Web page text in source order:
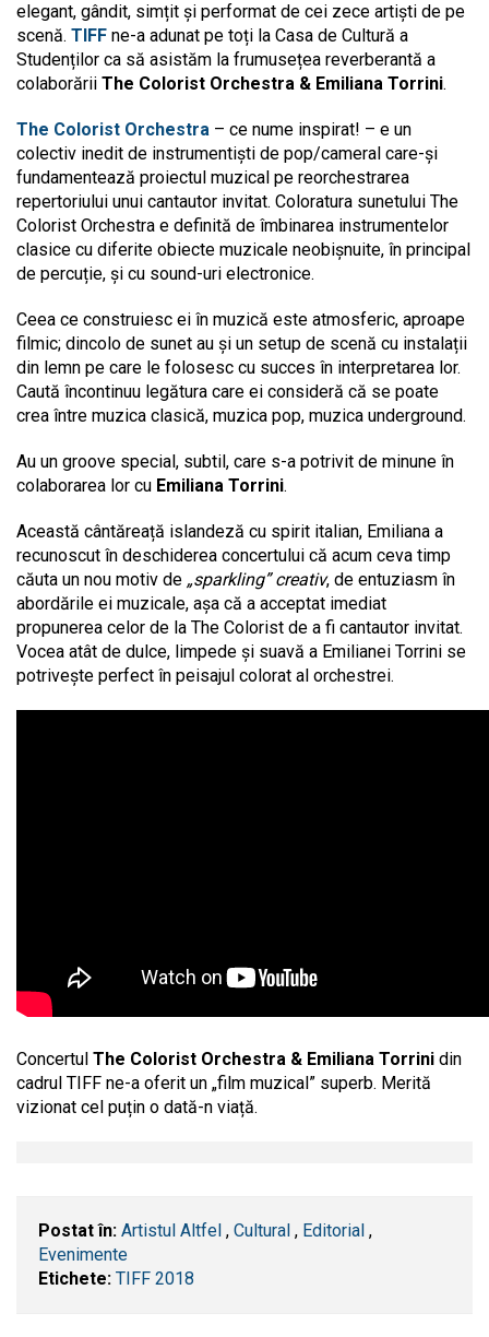
elegant, gândit, simțit și performat de cei zece artiști de pe
scenă. TIFF ne-a adunat pe toți la Casa de Cultură a
Studenților ca să asistăm la frumusețea reverberantă a
colaborării The Colorist Orchestra & Emiliana Torrini.
The Colorist Orchestra – ce nume inspirat! – e un
colectiv inedit de instrumentiști de pop/cameral care-și
fundamentează proiectul muzical pe reorchestrarea
repertoriului unui cantautor invitat. Coloratura sunetului The
Colorist Orchestra e definită de îmbinarea instrumentelor
clasice cu diferite obiecte muzicale neobișnuite, în principal
de percuție, și cu sound-uri electronice.
Ceea ce construiesc ei în muzică este atmosferic, aproape
filmic; dincolo de sunet au și un setup de scenă cu instalații
din lemn pe care le folosesc cu succes în interpretarea lor.
Caută încontinuu legătura care ei consideră că se poate
crea între muzica clasică, muzica pop, muzica underground.
Au un groove special, subtil, care s-a potrivit de minune în
colaborarea lor cu Emiliana Torrini.
Această cântăreață islandeză cu spirit italian, Emiliana a
recunoscut în deschiderea concertului că acum ceva timp
căuta un nou motiv de „sparkling” creativ, de entuziasm în
abordările ei muzicale, așa că a acceptat imediat
propunerea celor de la The Colorist de a fi cantautor invitat.
Vocea atât de dulce, limpede și suavă a Emilianei Torrini se
potrivește perfect în peisajul colorat al orchestrei.
Concertul The Colorist Orchestra & Emiliana Torrini din
cadrul TIFF ne-a oferit un „film muzical” superb. Merită
vizionat cel puțin o dată-n viață.
Postat în: Artistul Altfel , Cultural , Editorial ,
Evenimente
Etichete: TIFF 2018